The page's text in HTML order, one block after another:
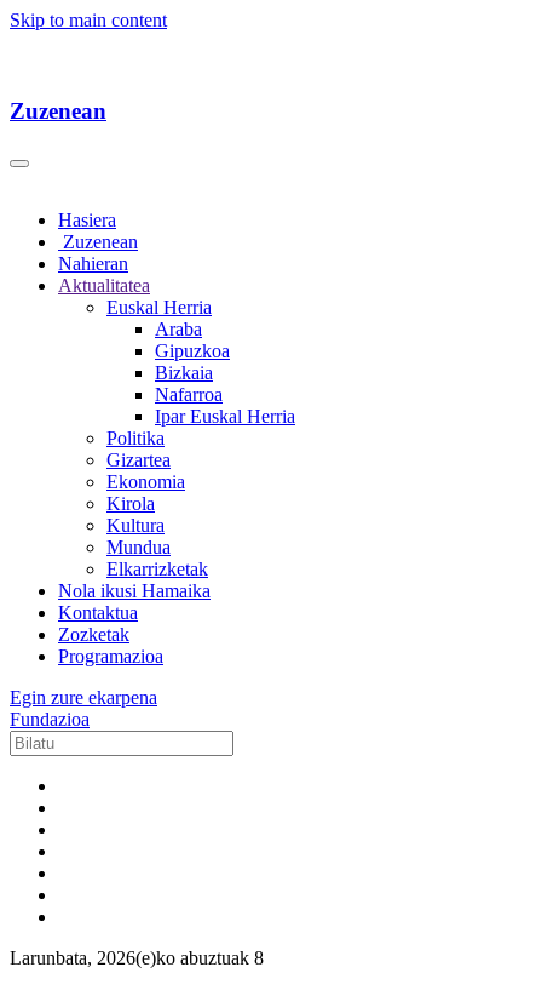
Skip to main content
Zuzenean
Hasiera
Zuzenean
Nahieran
Aktualitatea
Euskal Herria
Araba
Gipuzkoa
Bizkaia
Nafarroa
Ipar Euskal Herria
Politika
Gizartea
Ekonomia
Kirola
Kultura
Mundua
Elkarrizketak
Nola ikusi Hamaika
Kontaktua
Zozketak
Programazioa
Egin zure ekarpena
Fundazioa
Larunbata, 2026(e)ko abuztuak 8